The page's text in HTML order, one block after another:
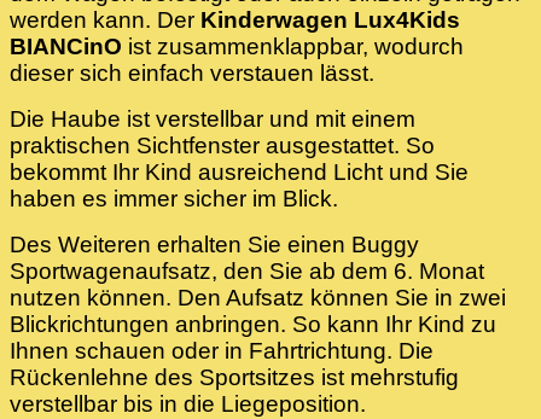
werden kann. Der Kinderwagen Lux4Kids
BIANCinO ist zusammenklappbar, wodurch
dieser sich einfach verstauen lässt.
Die Haube ist verstellbar und mit einem
praktischen Sichtfenster ausgestattet. So
bekommt Ihr Kind ausreichend Licht und Sie
haben es immer sicher im Blick.
Des Weiteren erhalten Sie einen Buggy
Sportwagenaufsatz, den Sie ab dem 6. Monat
nutzen können. Den Aufsatz können Sie in zwei
Blickrichtungen anbringen. So kann Ihr Kind zu
Ihnen schauen oder in Fahrtrichtung. Die
Rückenlehne des Sportsitzes ist mehrstufig
verstellbar bis in die Liegeposition.